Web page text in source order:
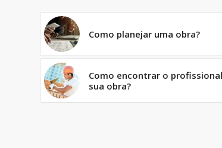
Como planejar uma obra?
Como encontrar o
sua obra?